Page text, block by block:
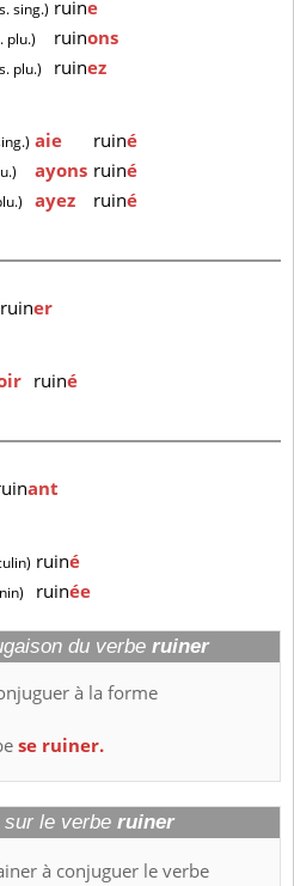
sing.) ruine
plu.) ruinons
plu.) ruinez
aie ruiné
ayons ruiné
ayez ruiné
ruiner
ruiné
ant
ruiné
ruinée
du verbe ruiner
à la forme
se ruiner.
le verbe ruiner
à conjuguer le verbe